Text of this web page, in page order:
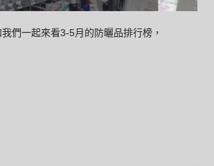
們一起來看3-5月的防曬品排行榜，